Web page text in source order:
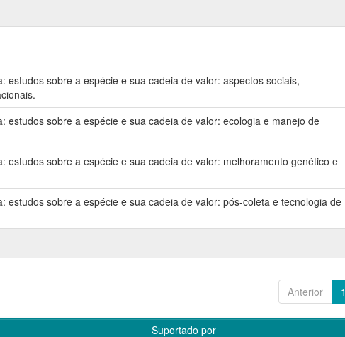
estudos sobre a espécie e sua cadeia de valor: aspectos sociais,
estudos sobre a espécie e sua cadeia de valor: ecologia e manejo de
estudos sobre a espécie e sua cadeia de valor: melhoramento genético e
estudos sobre a espécie e sua cadeia de valor: pós-coleta e tecnologia de
Anterior 1
Suportado por